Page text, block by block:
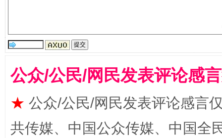
揭批美国五大"原罪" "炒
公众/公民/网民发表评论感
★ 公众/公民/网民发表评论感言
共传媒、中国公众传媒、中国全